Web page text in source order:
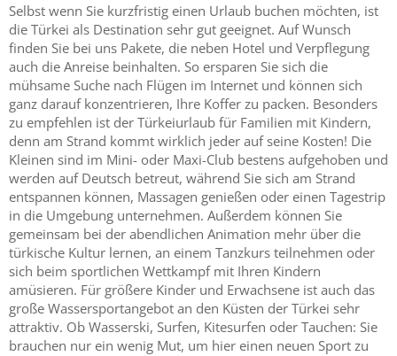
Selbst wenn Sie kurzfristig einen Urlaub buchen möchten, ist
die Türkei als Destination sehr gut geeignet. Auf Wunsch
finden Sie bei uns Pakete, die neben Hotel und Verpflegung
auch die Anreise beinhalten. So ersparen Sie sich die
mühsame Suche nach Flügen im Internet und können sich
ganz darauf konzentrieren, Ihre Koffer zu packen. Besonders
zu empfehlen ist der Türkeiurlaub für Familien mit Kindern,
denn am Strand kommt wirklich jeder auf seine Kosten! Die
Kleinen sind im Mini- oder Maxi-Club bestens aufgehoben und
werden auf Deutsch betreut, während Sie sich am Strand
entspannen können, Massagen genießen oder einen Tagestrip
in die Umgebung unternehmen. Außerdem können Sie
gemeinsam bei der abendlichen Animation mehr über die
türkische Kultur lernen, an einem Tanzkurs teilnehmen oder
sich beim sportlichen Wettkampf mit Ihren Kindern
amüsieren. Für größere Kinder und Erwachsene ist auch das
große Wassersportangebot an den Küsten der Türkei sehr
attraktiv. Ob Wasserski, Surfen, Kitesurfen oder Tauchen: Sie
brauchen nur ein wenig Mut, um hier einen neuen Sport zu